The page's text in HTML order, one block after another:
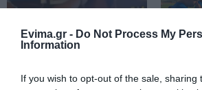
Evima.gr - Do Not Process My
Information
If you wish to opt-out of the sale, sharing
08.08.2026 | 10:00
Εύβοια: Διακοπή ρεύματος αύριο
Έσπασαν πιάτα στο
Α. Ο.